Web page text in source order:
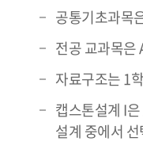
공통기초과목
전공 교과목은
자료구조는 1
캡스톤설계 I
설계 중에서